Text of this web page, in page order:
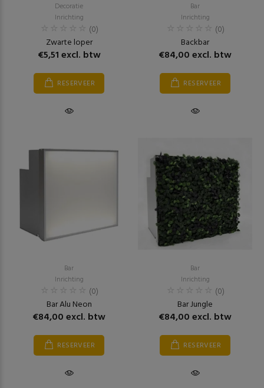
Decoratie
Inrichting
(0)
Zwarte loper
€5,51 excl. btw
RESERVEER
Bar
Inrichting
(0)
Backbar
€84,00 excl. btw
RESERVEER
Bar
Inrichting
(0)
Bar Alu Neon
€84,00 excl. btw
RESERVEER
Bar
Inrichting
(0)
Bar Jungle
€84,00 excl. btw
RESERVEER